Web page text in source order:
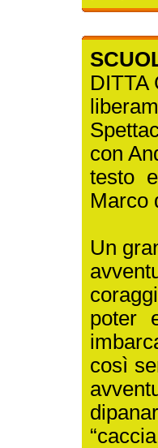
DITTA
con
testo
Marco
Un
poter
così